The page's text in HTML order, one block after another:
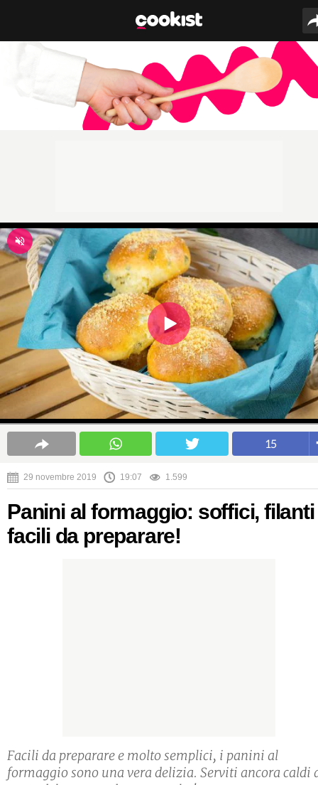
15
29 novembre 2019 19:07 1.599
Panini al formaggio: soffici, filanti
facili da preparare!
Facili da preparare e molto semplici, i panini al
formaggio sono una vera delizia. Serviti ancora caldi